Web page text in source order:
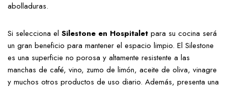
abolladuras.
Si selecciona el Silestone en Hospitalet para su cocina será
un gran beneficio para mantener el espacio limpio. El Silestone
es una superficie no porosa y altamente resistente a las
manchas de café, vino, zumo de limón, aceite de oliva, vinagre
y muchos otros productos de uso diario. Además, presenta una